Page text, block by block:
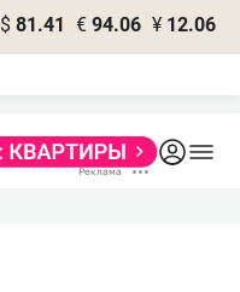
$ 81.41 € 94.06 ¥ 12.06